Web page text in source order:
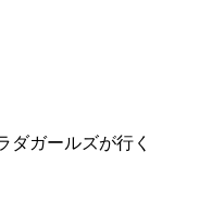
ラダガールズが行く